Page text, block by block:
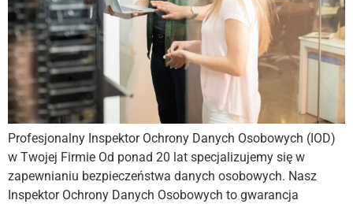
Profesjonalny Inspektor Ochrony Danych Osobowych (IOD)
w Twojej Firmie Od ponad 20 lat specjalizujemy się w
zapewnianiu bezpieczeństwa danych osobowych. Nasz
Inspektor Ochrony Danych Osobowych to gwarancja